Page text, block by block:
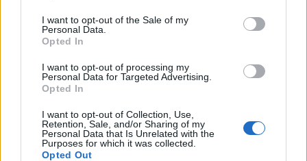
I want to opt-out of the Sale of my
Personal Data.
Opted In
I want to opt-out of processing my
Personal Data for Targeted Advertising.
Opted In
I want to opt-out of Collection, Use,
Retention, Sale, and/or Sharing of my
Personal Data that Is Unrelated with the
Purposes for which it was collected.
Opted Out